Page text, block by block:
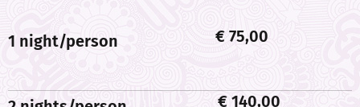
1 night/person € 75,00
€ 140,00